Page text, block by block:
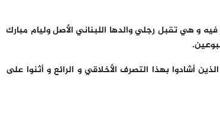
و هي تقبل رجلي والدها اللبناني الأصل وليام مبارك
أشادوا بهذا التصرف الأخلاقي و الرائع و أثنوا على